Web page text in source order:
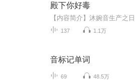
殿下你好毒
137 1.1万
音标记单词
69 48.5万